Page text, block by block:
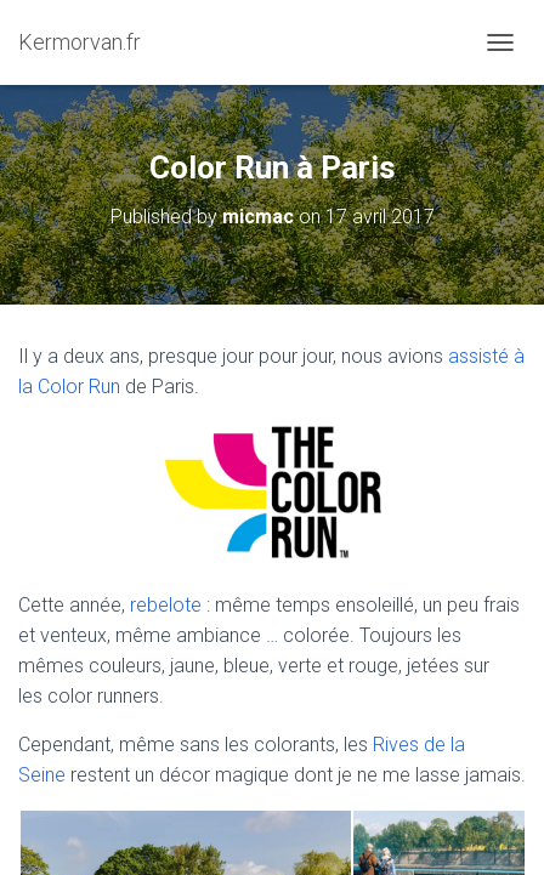
Kermorvan.fr
Color Run à Paris
Published bymicmacon17 avril 2017
Il y a deux ans, presque jour pour jour, nous avions assisté à
la Color Run de Paris.
Cette année, rebelote : même temps ensoleillé, un peu frais
et venteux, même ambiance … colorée. Toujours les
mêmes couleurs, jaune, bleue, verte et rouge, jetées sur
les color runners.
Cependant, même sans les colorants, les Rives de la
Seine restent un décor magique dont je ne me lasse jamais.